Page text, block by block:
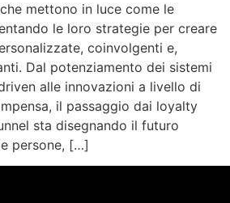
mettono in luce come le
le loro strategie per creare
coinvolgenti e,
Dal potenziamento dei sistemi
alle innovazioni a livello di
il passaggio dai loyalty
sta disegnando il futuro
persone, […]